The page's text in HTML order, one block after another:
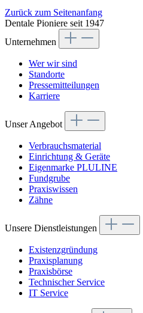
Zurück zum Seitenanfang
Dentale Pioniere seit 1947
Unternehmen
Wer wir sind
Standorte
Pressemitteilungen
Karriere
Unser Angebot
Verbrauchsmaterial
Einrichtung & Geräte
Eigenmarke PLULINE
Fundgrube
Praxiswissen
Zähne
Unsere Dienstleistungen
Existenzgründung
Praxisplanung
Praxisbörse
Technischer Service
IT Service